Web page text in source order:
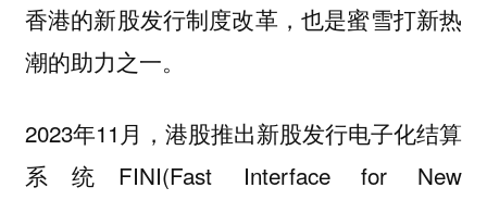
香港的新股发行制度改革，也是蜜雪打新热
潮的助力之一。
2023年11月，港股推出新股发行电子化结算
系统FINI(Fast Interface for New